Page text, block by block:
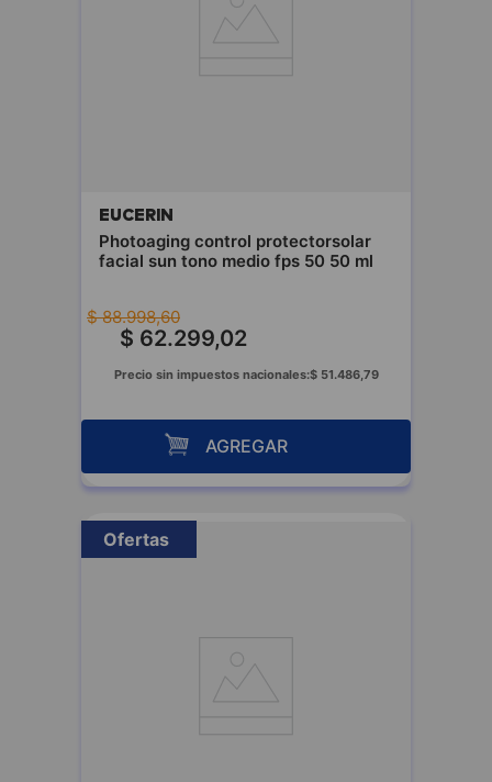
EUCERIN
Photoaging control protectorsolar
facial sun tono medio fps 50 50 ml
$ 88.998,60
$ 62.299,02
Precio sin impuestos nacionales:$ 51.486, 79
AGREGAR
Ofertas